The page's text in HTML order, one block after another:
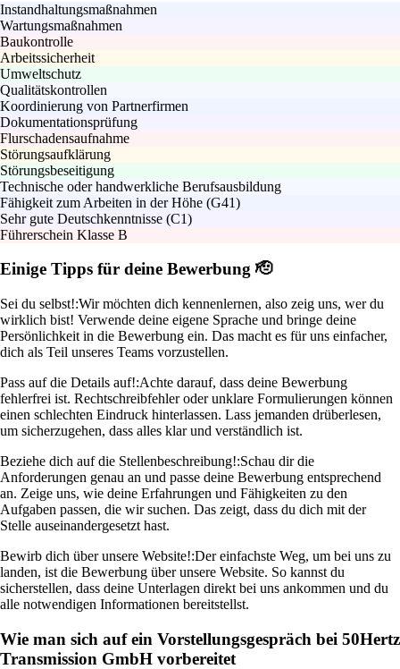
Instandhaltungsmaßnahmen
Wartungsmaßnahmen
Baukontrolle
Arbeitssicherheit
Umweltschutz
Qualitätskontrollen
Koordinierung von Partnerfirmen
Dokumentationsprüfung
Flurschadensaufnahme
Störungsaufklärung
Störungsbeseitigung
Technische oder handwerkliche Berufsausbildung
Fähigkeit zum Arbeiten in der Höhe (G41)
Sehr gute Deutschkenntnisse (C1)
Führerschein Klasse B
Einige Tipps für deine Bewerbung 🫡
Sei du selbst!:Wir möchten dich kennenlernen, also zeig uns, wer du
wirklich bist! Verwende deine eigene Sprache und bringe deine
Persönlichkeit in die Bewerbung ein. Das macht es für uns einfacher,
dich als Teil unseres Teams vorzustellen.
Pass auf die Details auf!:Achte darauf, dass deine Bewerbung
fehlerfrei ist. Rechtschreibfehler oder unklare Formulierungen können
einen schlechten Eindruck hinterlassen. Lass jemanden drüberlesen,
um sicherzugehen, dass alles klar und verständlich ist.
Beziehe dich auf die Stellenbeschreibung!:Schau dir die
Anforderungen genau an und passe deine Bewerbung entsprechend
an. Zeige uns, wie deine Erfahrungen und Fähigkeiten zu den
Aufgaben passen, die wir suchen. Das zeigt, dass du dich mit der
Stelle auseinandergesetzt hast.
Bewirb dich über unsere Website!:Der einfachste Weg, um bei uns zu
landen, ist die Bewerbung über unsere Website. So kannst du
sicherstellen, dass deine Unterlagen direkt bei uns ankommen und du
alle notwendigen Informationen bereitstellst.
Wie man sich auf ein Vorstellungsgespräch bei 50Hertz
Transmission GmbH vorbereitet